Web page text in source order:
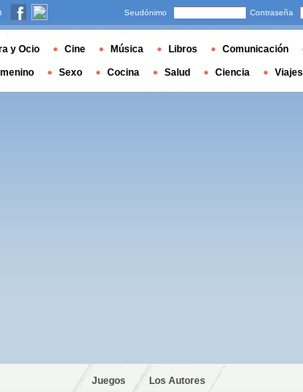
Juegos Los Autores
Seudónimo Contraseña
y Ocio Cine Música Libros Comunicación
Sexo Cocina Salud Ciencia Viajes